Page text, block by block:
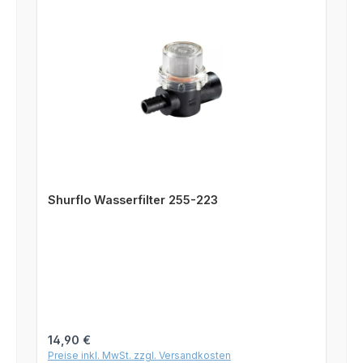
Shurflo Wasserfilter 255-223
Regulärer Preis:
14,90 €
Preise inkl. MwSt. zzgl. Versandkosten